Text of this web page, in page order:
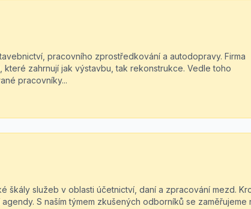
pracovního zprostředkování a autodopravy. Firma
zahrnují jak výstavbu, tak rekonstrukce. Vedle toho
pracovníky...
škály služeb v oblasti účetnictví, daní a zpracování mezd.
S naším týmem zkušených odborníků se zaměřujeme